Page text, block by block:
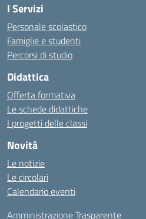
I Servizi
Personale scolastico
Famiglie e studenti
Percorsi di studio
Didattica
Offerta formativa
Le schede didattiche
I progetti delle classi
Novità
Le notizie
Le circolari
Calendario eventi
Amministrazione Trasparente